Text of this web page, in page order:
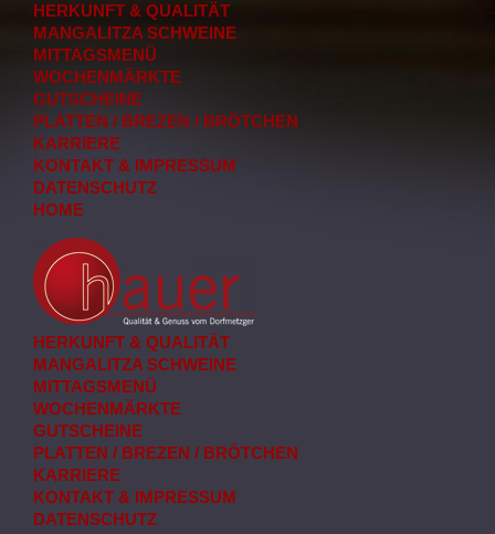
HERKUNFT & QUALITÄT
MANGALITZA SCHWEINE
MITTAGSMENÜ
WOCHENMÄRKTE
GUTSCHEINE
PLATTEN / BREZEN / BRÖTCHEN
KARRIERE
KONTAKT & IMPRESSUM
DATENSCHUTZ
HOME
HERKUNFT & QUALITÄT
MANGALITZA SCHWEINE
MITTAGSMENÜ
WOCHENMÄRKTE
GUTSCHEINE
PLATTEN / BREZEN / BRÖTCHEN
KARRIERE
KONTAKT & IMPRESSUM
DATENSCHUTZ